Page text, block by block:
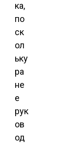
ка,
по
ск
ол
ьку
ра
не
е
рук
ов
од